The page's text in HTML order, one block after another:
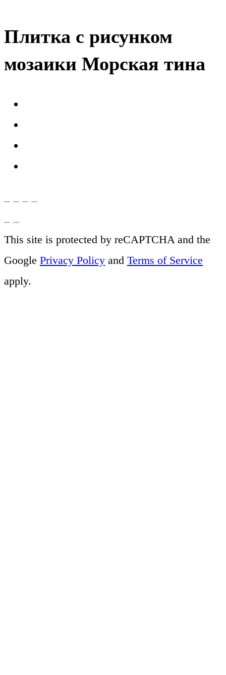
Плитка с рисунком
мозаики Морская тина
This site is protected by reCAPTCHA and the
Google Privacy Policy and Terms of Service
apply.